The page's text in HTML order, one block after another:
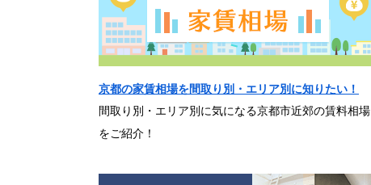
京都の家賃相場を間取り別・エリア別に知りたい！
間取り別・エリア別に気になる京都市近郊の賃料相場
をご紹介！